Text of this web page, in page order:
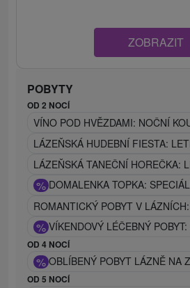
ZOBRAZIT
POBYTY
OD 2 NOCÍ
VÍNO POD HVĚZDAMI: NOČNÍ
LÁZEŇSKÁ HUDEBNÍ FIESTA:
LÁZEŇSKÁ TANEČNÍ HOREČKA:
% DOMALENKA TOPKA:
ROMANTICKÝ POBYT V
% VÍKENDOVÝ LÉČEBNÝ
OD 4 NOCÍ
% OBLÍBENÝ POBYT LÁZNĚ NA
OD 5 NOCÍ